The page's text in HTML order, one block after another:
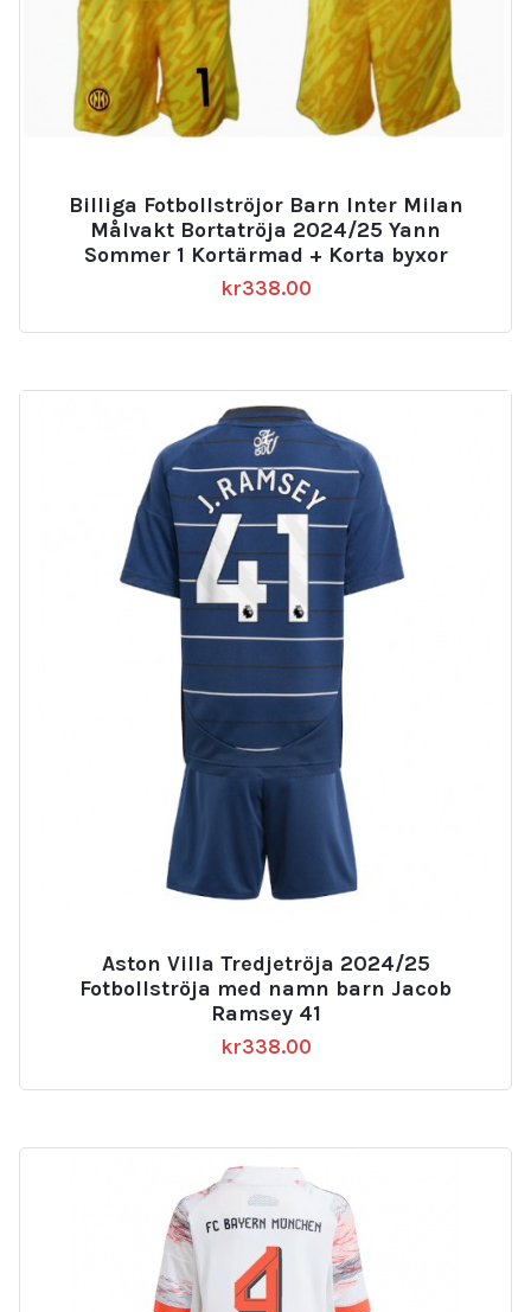
Billiga Fotbollströjor Barn Inter Milan
Målvakt Bortatröja 2024/25 Yann
Sommer 1 Kortärmad + Korta byxor
kr338.00
Aston Villa Tredjetröja 2024/25
Fotbollströja med namn barn Jacob
Ramsey 41
kr338.00